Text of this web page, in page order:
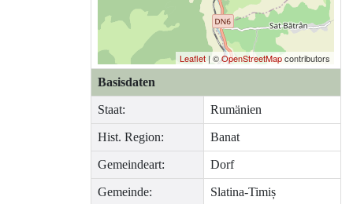
Leaflet | ©OpenStreetMapcontributors
Basisdaten
Staat: Rumänien
Hist. Region: Banat
Gemeindeart: Dorf
Gemeinde: Slatina-Timiș